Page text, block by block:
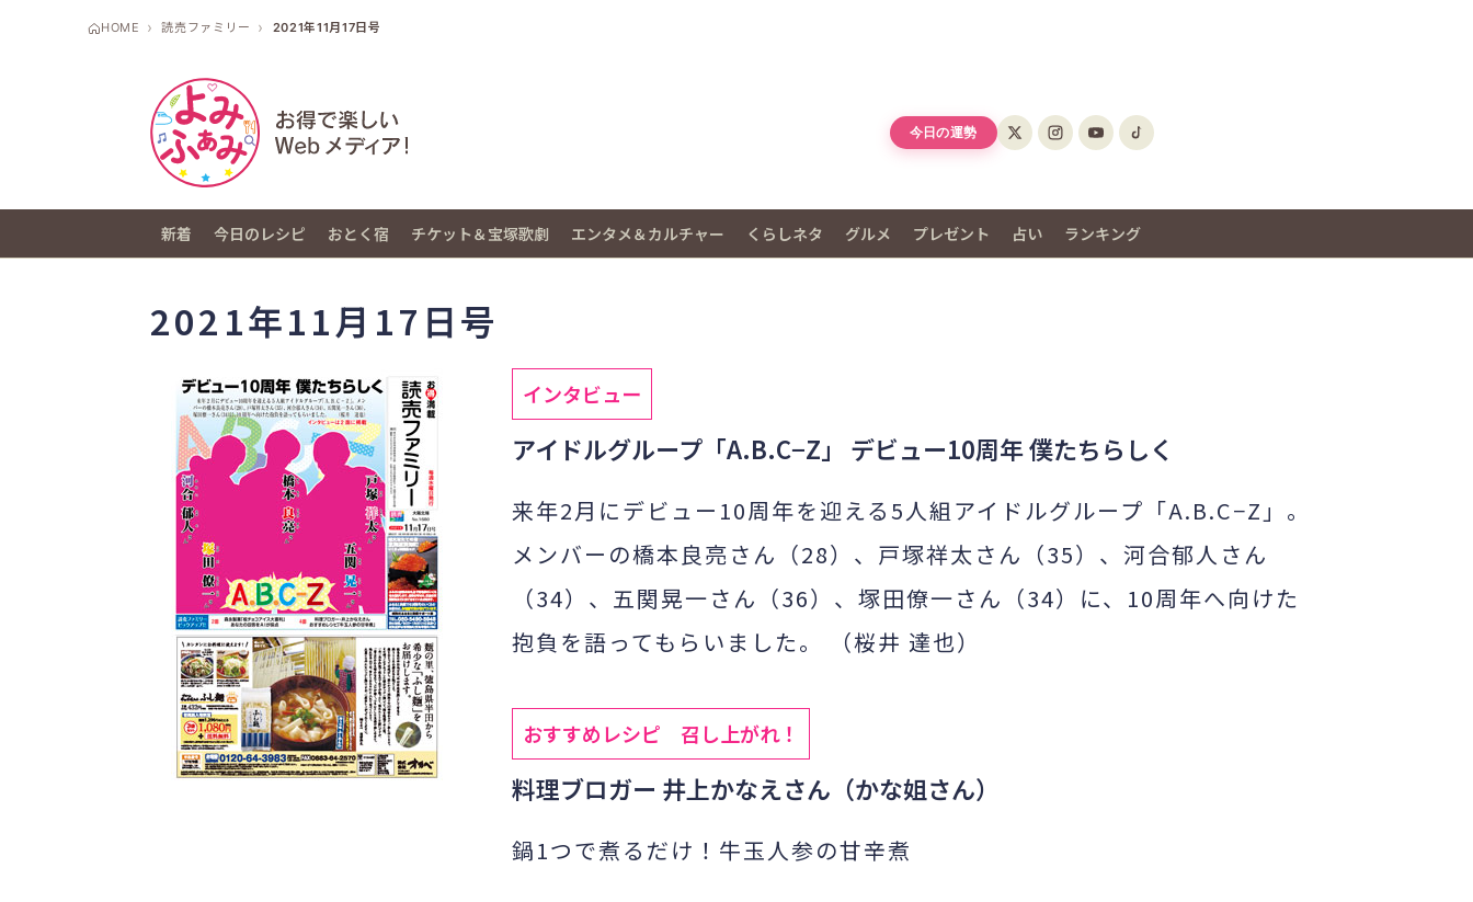
HOME 読売ファミリー 2021年11月17日号
今日の運勢
新着 今日のレシピ おとく宿 チケット＆宝塚歌劇 エンタメ＆カルチャー くらしネタ グルメ プレゼント 占い ランキング
2021年11月17日号
インタビュー
アイドルグループ「A.B.C−Z」 デビュー10周年 僕たちらしく
来年2月にデビュー10周年を迎える5人組アイドルグループ「A.B.C−Z」。
メンバーの橋本良亮さん（28）、戸塚祥太さん（35）、河合郁人さん
（34）、五関晃一さん（36）、塚田僚一さん（34）に、10周年へ向けた
抱負を語ってもらいました。 （桜井 達也）
おすすめレシピ 召し上がれ！
料理ブロガー 井上かなえさん（かな姐さん）
鍋1つで煮るだけ！牛玉人参の甘辛煮